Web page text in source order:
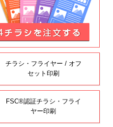
チラシ・フライヤー / オフ
セット印刷
FSC®認証チラシ・フライ
ヤー印刷